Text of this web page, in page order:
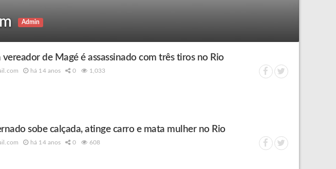
Admin
de Magé é assassinado com três tiros no Rio
há 14 anos 0 1,033
sobe calçada, atinge carro e mata mulher no Rio
há 14 anos 0 608